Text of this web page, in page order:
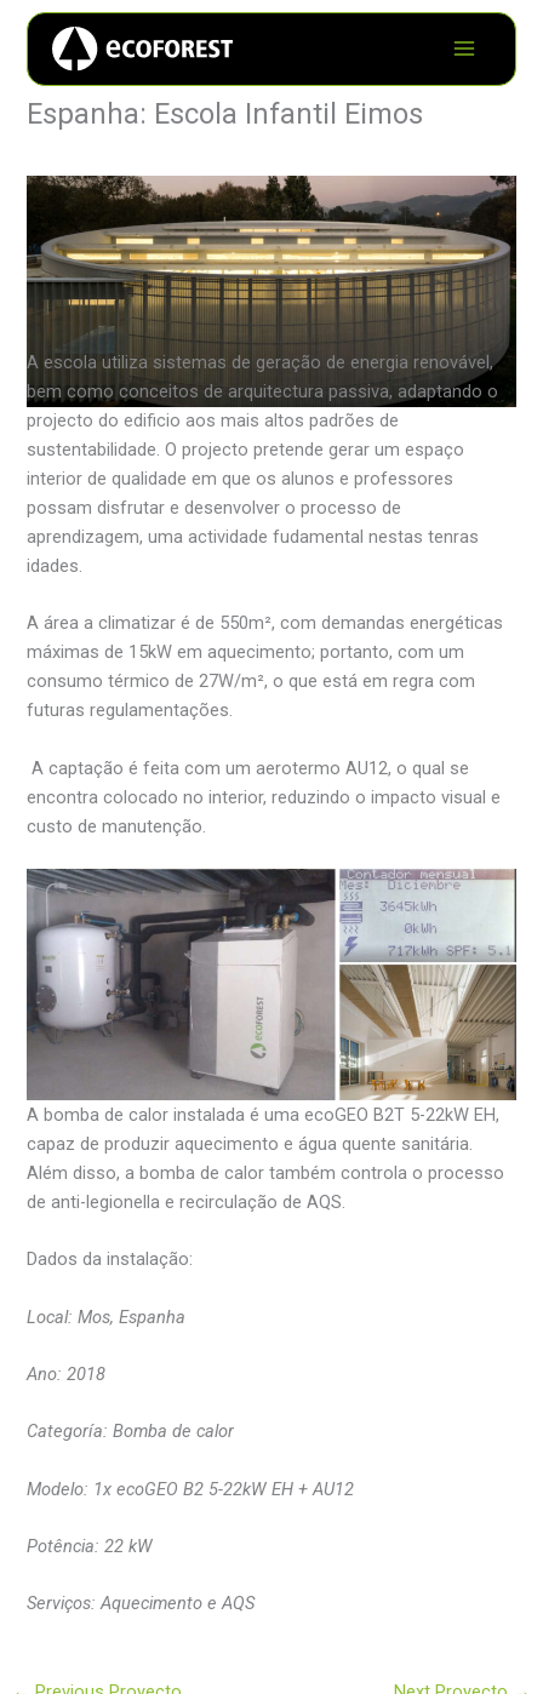
Espanha: Escola Infantil Eimos
A escola utiliza sistemas de geração de energia renovável,
bem como conceitos de arquitectura passiva, adaptando o
projecto do edificio aos mais altos padrões de
sustentabilidade. O projecto pretende gerar um espaço
interior de qualidade em que os alunos e professores
possam disfrutar e desenvolver o processo de
aprendizagem, uma actividade fudamental nestas tenras
idades.
A área a climatizar é de 550m², com demandas energéticas
máximas de 15kW em aquecimento; portanto, com um
consumo térmico de 27W/m², o que está em regra com
futuras regulamentações.
A captação é feita com um aerotermo AU12, o qual se
encontra colocado no interior, reduzindo o impacto visual e
custo de manutenção.
A bomba de calor instalada é uma ecoGEO B2T 5-22kW EH,
capaz de produzir aquecimento e água quente sanitária.
Além disso, a bomba de calor também controla o processo
de anti-legionella e recirculação de AQS.
Dados da instalação:
Local: Mos, Espanha
Ano: 2018
Categoría: Bomba de calor
Modelo: 1x ecoGEO B2 5-22kW EH + AU12
Potência: 22 kW
Serviços: Aquecimento e AQS